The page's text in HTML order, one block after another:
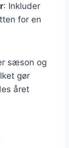
: Inkluder
for en
sæson og
gør
året